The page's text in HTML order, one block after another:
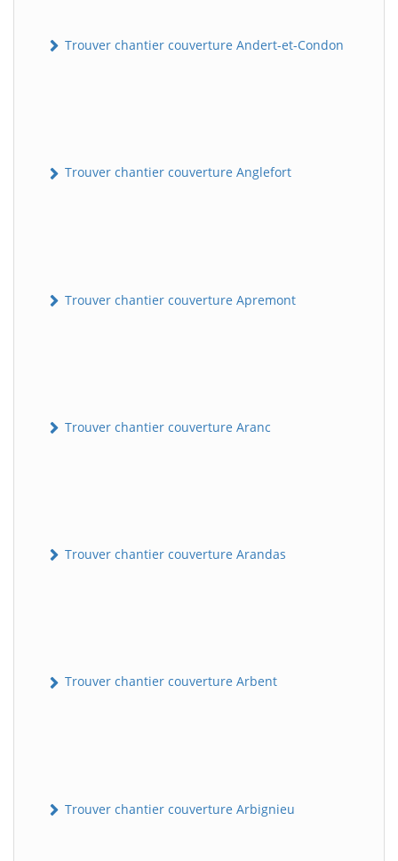
Trouver chantier couverture Andert-et-Condon
Trouver chantier couverture Anglefort
Trouver chantier couverture Apremont
Trouver chantier couverture Aranc
Trouver chantier couverture Arandas
Trouver chantier couverture Arbent
Trouver chantier couverture Arbignieu